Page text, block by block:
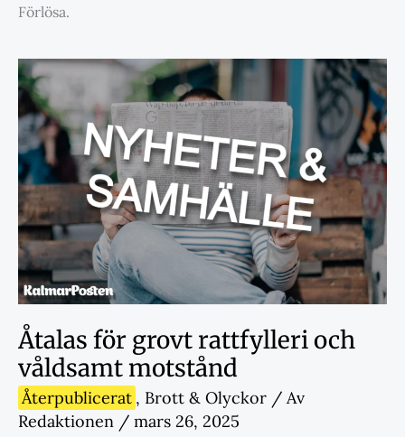
Förlösa.
Åtalas för grovt rattfylleri och
våldsamt motstånd
Återpublicerat , Brott & Olyckor / Av
Redaktionen / mars 26, 2025